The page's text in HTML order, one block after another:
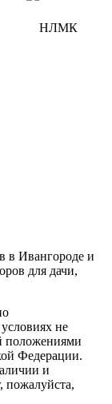
в Ивангороде и
для дачи,
не
положениями
Федерации.
и
пожалуйста,